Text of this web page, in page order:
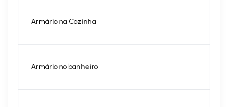
Armário na Cozinha
Armário no banheiro